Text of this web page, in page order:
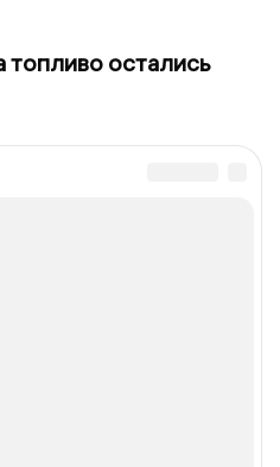
топливо остались